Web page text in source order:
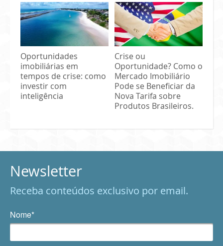
Oportunidades
imobiliárias em
tempos de crise: como
investir com
inteligência
Crise ou
Oportunidade? Como o
Mercado Imobiliário
Pode se Beneficiar da
Nova Tarifa sobre
Produtos Brasileiros.
Newsletter
Receba conteúdos exclusivo por email.
Nome*